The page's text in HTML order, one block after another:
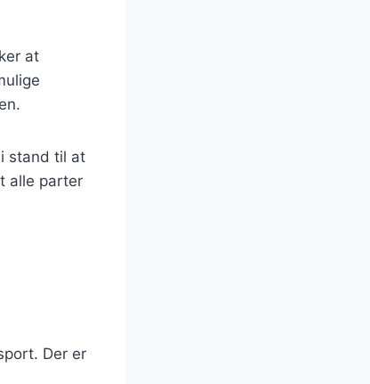
at
stand til at
alle parter
Der er